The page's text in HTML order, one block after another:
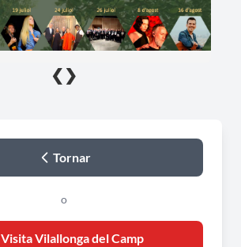
❮ ❯
Tornar
o
Visita Vilallonga del Camp